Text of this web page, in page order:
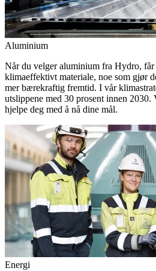
Aluminium
Når du velger aluminium fra Hydro,
klimaeffektivt materiale, noe som gjør
mer bærekraftig fremtid. I vår
utslippene med 30 prosent innen
hjelpe deg med å nå dine mål.
Energi